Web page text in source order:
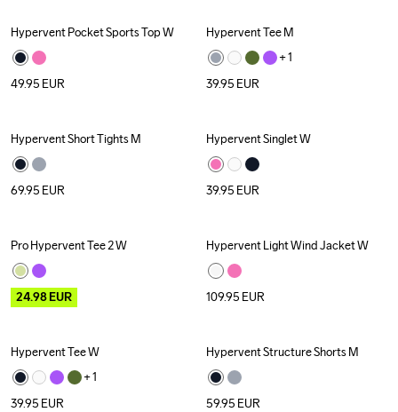
Hypervent Pocket Sports Top W
49.95 EUR
Hypervent Tee M
+ 1
39.95 EUR
Hypervent Short Tights M
69.95 EUR
Hypervent Singlet W
39.95 EUR
Outlet
Pro Hypervent Tee 2 W
24.98EUR
Hypervent Light Wind Jacket W
109.95 EUR
Hypervent Tee W
+ 1
39.95 EUR
Hypervent Structure Shorts M
59.95 EUR